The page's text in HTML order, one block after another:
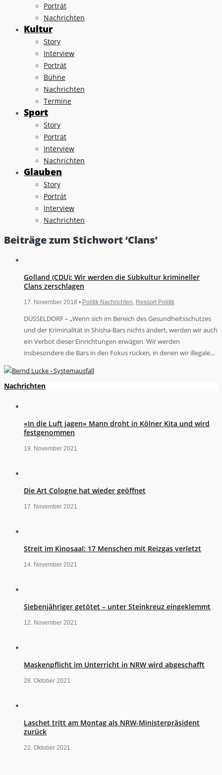
Porträt
Nachrichten
Kultur
Story
Interview
Porträt
Bühne
Nachrichten
Termine
Sport
Story
Porträt
Interview
Nachrichten
Glauben
Story
Porträt
Interview
Nachrichten
Beiträge zum Stichwort ‘Clans’
Golland (CDU): Wir werden die Subkultur krimineller
Clans zerschlagen
17. November 2018 • Politik Nachrichten Ressort Politik
DÜSSELDORF – „Wenn sich im Bereich des Gesundheitsschutzes
und der Kriminalität in Shisha-Bars nichts ändert, werden wir auch
ein Verbot dieser Einrichtungen erwägen. Wir werden
insbesondere die Bars in den Fokus rücken, in denen wir illegale...
Nachrichten
«In die Luft jagen» Mann droht in Kölner Kita und wird
festgenommen
19. November 2021
Die Art Cologne hat wieder geöffnet
17. November 2021
Streit im Kinosaal: 17 Menschen mit Reizgas verletzt
14. November 2021
Siebenjähriger getötet – unter Steinkreuz eingeklemmt
12. November 2021
Maskenpflicht im Unterricht in NRW wird abgeschafft
28. Oktober 2021
Laschet tritt am Montag als NRW-Ministerpräsident
zurück
22. Oktober 2021